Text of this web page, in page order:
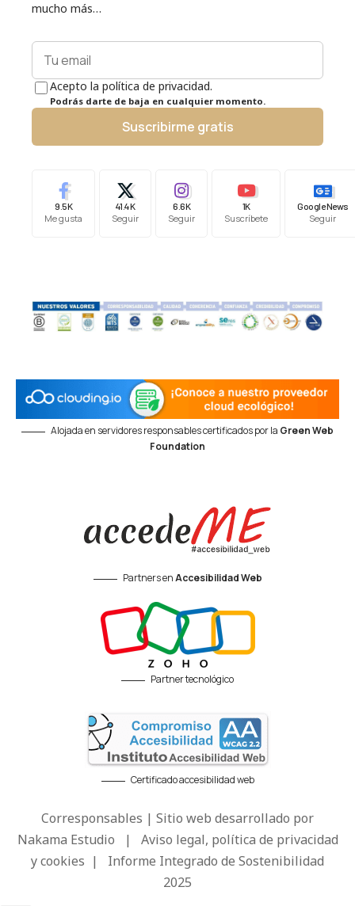
mucho más…
Acepto la política de privacidad.
Podrás darte de baja en cualquier momento.
Suscribirme gratis
9.5K
Me gusta
41.4K
Seguir
6.6K
Seguir
1K
Suscríbete
Google News
Seguir
Alojada en servidores responsables certificados por la Green Web
Foundation
Partners enAccesibilidad Web
Partner tecnológico
Certificado accesibilidad web
Corresponsables | Sitio web desarrollado por
Nakama Estudio | Aviso legal, política de privacidad
y cookies | Informe Integrado de Sostenibilidad
2025